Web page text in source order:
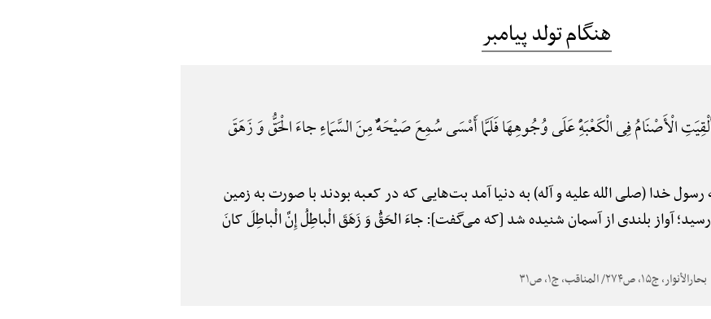
هنگام تولد پیامبر
الْأَصْنَامُ فِی الْکَعْبَهًِْ عَلَی وُجُوهِهَا فَلَمَّا أَمْسَی سُمِعَ صَیْحَهًٌْ مِنَ السَّمَاءِ جاءَ الْحَقُّ وَ زَهَقَ
خدا (صلی الله علیه و آله) به دنیا آمد بت‌هایی که در کعبه بودند با صورت به زمین
آواز بلندی از آسمان شنیده شد [که می‌گفت]: جاءَ الحَقُّ وَ زَهَقَ الْباطِلُ إِنَّ الْباطِلَ کانَ
بحارالأنوار، ج۱۵، ص۲۷۴/ المناقب، ج۱، ص۳۱